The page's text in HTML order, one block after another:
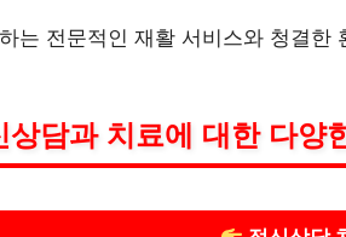
는 전문적인 재활 서비스와 청결
상담과 치료에 대한 다양